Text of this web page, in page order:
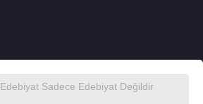
Edebiyat Sadece Edebiyat Değildir